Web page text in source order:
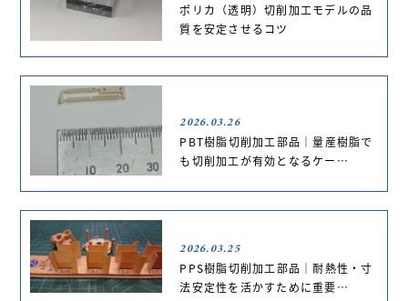
ポリカ（透明）切削加工モデルの品
質を安定させるコツ
2026.03.26
PBT樹脂切削加工部品｜量産樹脂で
も切削加工が有効となるケー…
2026.03.25
PPS樹脂切削加工部品｜耐熱性・寸
法安定性を活かすために重要…